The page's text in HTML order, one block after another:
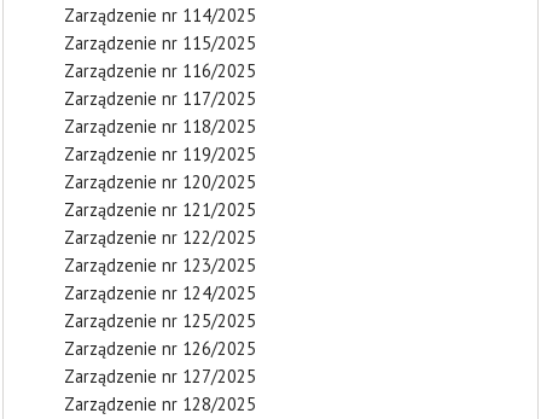
Zarządzenie nr 114/2025
Zarządzenie nr 115/2025
Zarządzenie nr 116/2025
Zarządzenie nr 117/2025
Zarządzenie nr 118/2025
Zarządzenie nr 119/2025
Zarządzenie nr 120/2025
Zarządzenie nr 121/2025
Zarządzenie nr 122/2025
Zarządzenie nr 123/2025
Zarządzenie nr 124/2025
Zarządzenie nr 125/2025
Zarządzenie nr 126/2025
Zarządzenie nr 127/2025
Zarządzenie nr 128/2025